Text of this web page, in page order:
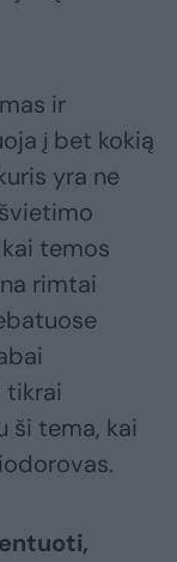
ir
į bet kokią
yra ne
temos
rimtai
tikrai
ši tema, kai